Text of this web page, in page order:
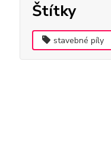
Štítky
stavebné píly